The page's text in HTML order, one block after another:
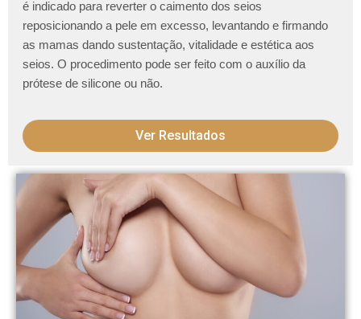
é indicado para reverter o caimento dos seios
reposicionando a pele em excesso, levantando e firmando
as mamas dando sustentação, vitalidade e estética aos
seios. O procedimento pode ser feito com o auxílio da
prótese de silicone ou não.
Ver Resultados